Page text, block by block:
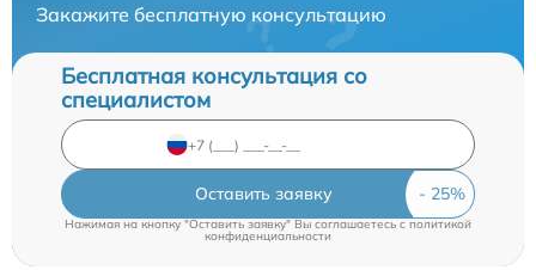
Закажите бесплатную консультацию
Бесплатная консультация со
специалистом
Оставить заявку
Нажимая на кнопку "Оставить заявку" Вы соглашаетесь cполитикой
конфиденциальности